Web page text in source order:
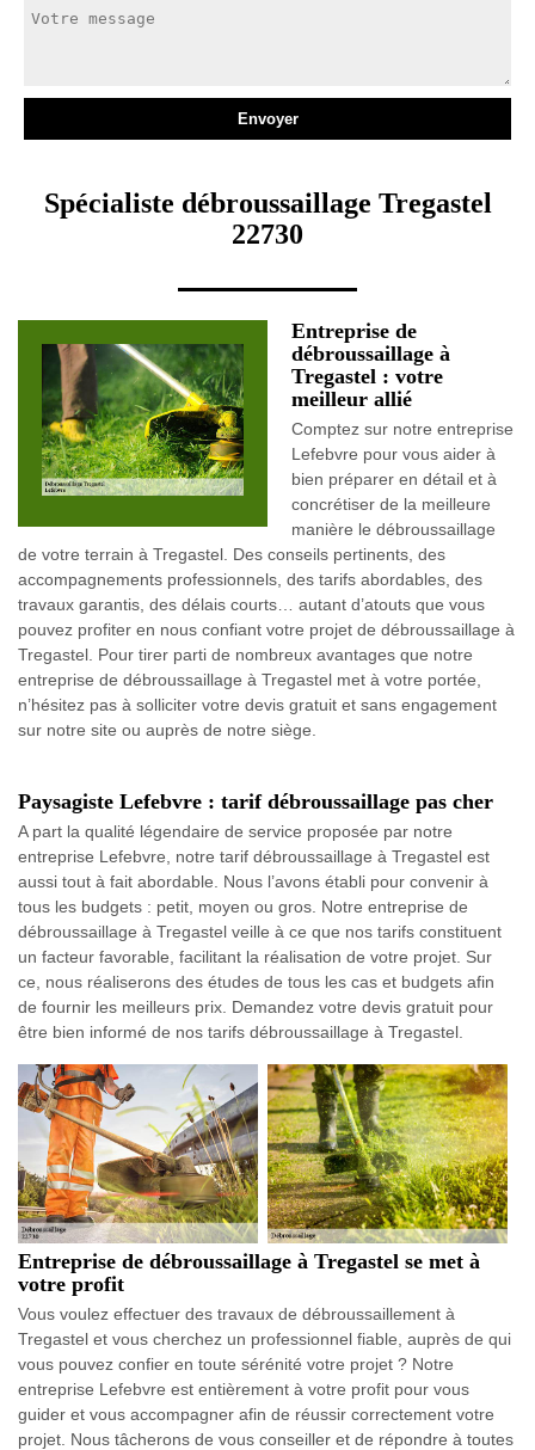
Spécialiste débroussaillage Tregastel
22730
Entreprise de
débroussaillage à
Tregastel : votre
meilleur allié
Comptez sur notre entreprise
Lefebvre pour vous aider à
bien préparer en détail et à
concrétiser de la meilleure
manière le débroussaillage
de votre terrain à Tregastel. Des conseils pertinents, des
accompagnements professionnels, des tarifs abordables, des
travaux garantis, des délais courts… autant d’atouts que vous
pouvez profiter en nous confiant votre projet de débroussaillage à
Tregastel. Pour tirer parti de nombreux avantages que notre
entreprise de débroussaillage à Tregastel met à votre portée,
n’hésitez pas à solliciter votre devis gratuit et sans engagement
sur notre site ou auprès de notre siège.
Paysagiste Lefebvre : tarif débroussaillage pas cher
A part la qualité légendaire de service proposée par notre
entreprise Lefebvre, notre tarif débroussaillage à Tregastel est
aussi tout à fait abordable. Nous l’avons établi pour convenir à
tous les budgets : petit, moyen ou gros. Notre entreprise de
débroussaillage à Tregastel veille à ce que nos tarifs constituent
un facteur favorable, facilitant la réalisation de votre projet. Sur
ce, nous réaliserons des études de tous les cas et budgets afin
de fournir les meilleurs prix. Demandez votre devis gratuit pour
être bien informé de nos tarifs débroussaillage à Tregastel.
Entreprise de débroussaillage à Tregastel se met à
votre profit
Vous voulez effectuer des travaux de débroussaillement à
Tregastel et vous cherchez un professionnel fiable, auprès de qui
vous pouvez confier en toute sérénité votre projet ? Notre
entreprise Lefebvre est entièrement à votre profit pour vous
guider et vous accompagner afin de réussir correctement votre
projet. Nous tâcherons de vous conseiller et de répondre à toutes